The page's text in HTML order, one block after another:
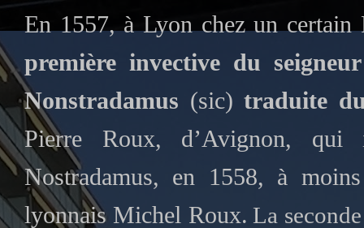
En 1557, à Lyon chez un
première invective du
Nonstradamus (sic) traduite
Pierre Roux, d’Avignon, qui
Nostradamus, en 1558, à
lyonnais Michel Roux. La